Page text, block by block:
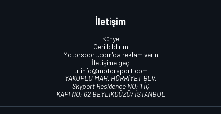
İletişim
Künye
Geri bildirim
Motorsport.com'da reklam verin
İletişime geç
tr.info@motorsport.com
YAKUPLU MAH. HÜRRİYET BLV.
Skyport Residence NO: 1 İÇ
KAPI NO: 62 BEYLİKDÜZÜ/ İSTANBUL